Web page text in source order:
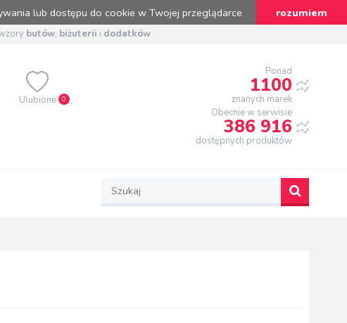
lub dostępu do cookie w Twojej przeglądarce rozumiem
butów, biżuterii i dodatków
Ulubione 0
Ponad
1100
znanych marek
Obecnie w serwisie
386 916
dostępnych produktów